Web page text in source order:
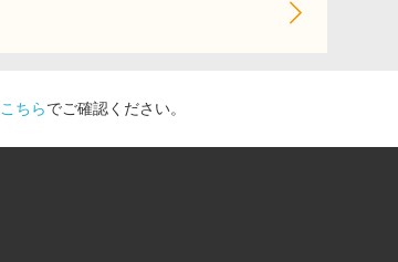
こちらでご確認ください。